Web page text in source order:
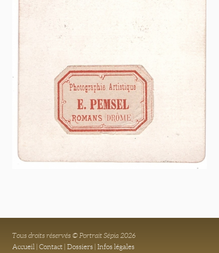
Tous droits réservés © Portrait Sépia 2026
Accueil
Contact Dossiers Infos légales